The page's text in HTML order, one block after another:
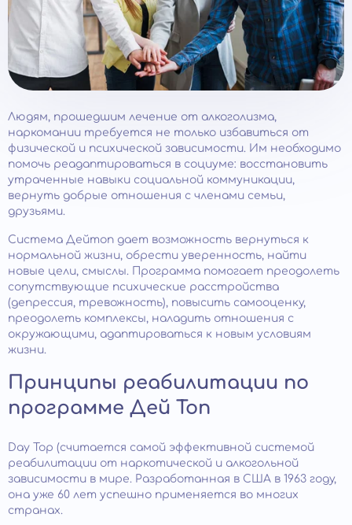
Людям, прошедшим лечение от алкоголизма,
наркомании требуется не только избавиться от
физической и психической зависимости. Им необходимо
помочь реадаптироваться в социуме: восстановить
утраченные навыки социальной коммуникации,
вернуть добрые отношения с членами семьи,
друзьями.
Система Дейтоп дает возможность вернуться к
нормальной жизни, обрести уверенность, найти
новые цели, смыслы. Программа помогает преодолеть
сопутствующие психические расстройства
(депрессия, тревожность), повысить самооценку,
преодолеть комплексы, наладить отношения с
окружающими, адаптироваться к новым условиям
жизни.
Принципы реабилитации по
программе Дей Топ
Day Top (считается самой эффективной системой
реабилитации от наркотической и алкогольной
зависимости в мире. Разработанная в США в 1963 году,
она уже 60 лет успешно применяется во многих
странах.